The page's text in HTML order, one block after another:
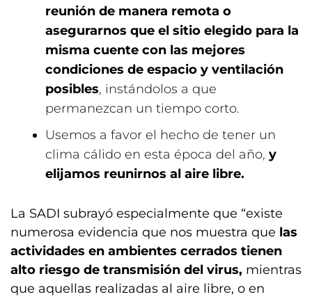
reunión de manera remota o
asegurarnos que el sitio elegido para la
misma cuente con las mejores
condiciones de espacio y ventilación
posibles, instándolos a que
permanezcan un tiempo corto.
Usemos a favor el hecho de tener un
clima cálido en esta época del año, y
elijamos reunirnos al aire libre.
La SADI subrayó especialmente que “existe
numerosa evidencia que nos muestra que las
actividades en ambientes cerrados tienen
alto riesgo de transmisión del virus, mientras
que aquellas realizadas al aire libre, o en